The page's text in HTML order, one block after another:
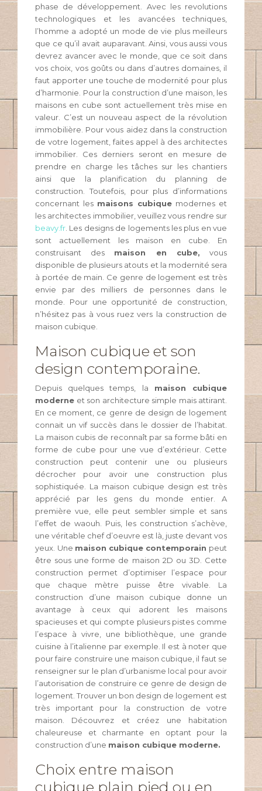
phase de développement. Avec les revolutions
technologiques et les avancées techniques,
l’homme a adopté un mode de vie plus meilleurs
que ce qu’il avait auparavant. Ainsi, vous aussi vous
devrez avancer avec le monde, que ce soit dans
vos choix, vos goûts ou dans d’autres domaines, il
faut apporter une touche de modernité pour plus
d’harmonie. Pour la construction d’une maison, les
maisons en cube sont actuellement très mise en
valeur. C’est un nouveau aspect de la révolution
immobilière. Pour vous aidez dans la construction
de votre logement, faites appel à des architectes
immobilier. Ces derniers seront en mesure de
prendre en charge les tâches sur les chantiers
ainsi que la planification du planning de
construction. Toutefois, pour plus d’informations
concernant les maisons cubique modernes et
les architectes immobilier, veuillez vous rendre sur
beavy.fr. Les designs de logements les plus en vue
sont actuellement les maison en cube. En
construisant des maison en cube, vous
disponible de plusieurs atouts et la modernité sera
à portée de main. Ce genre de logement est très
envie par des milliers de personnes dans le
monde. Pour une opportunité de construction,
n’hésitez pas à vous ruez vers la construction de
maison cubique.
Maison cubique et son
design contemporaine.
Depuis quelques temps, la maison cubique
moderne et son architecture simple mais attirant.
En ce moment, ce genre de design de logement
connait un vif succès dans le dossier de l’habitat.
La maison cubis de reconnaît par sa forme bâti en
forme de cube pour une vue d’extérieur. Cette
construction peut contenir une ou plusieurs
décrocher pour avoir une construction plus
sophistiquée. La maison cubique design est très
apprécié par les gens du monde entier. A
première vue, elle peut sembler simple et sans
l’effet de waouh. Puis, les construction s’achève,
une véritable chef d’oeuvre est là, juste devant vos
yeux. Une maison cubique contemporain peut
être sous une forme de maison 2D ou 3D. Cette
construction permet d’optimiser l’espace pour
que chaque mètre puisse être vivable. La
construction d’une maison cubique donne un
avantage à ceux qui adorent les maisons
spacieuses et qui compte plusieurs pistes comme
l’espace à vivre, une bibliothèque, une grande
cuisine à l’italienne par exemple. Il est à noter que
pour faire construire une maison cubique, il faut se
renseigner sur le plan d’urbanisme local pour avoir
l’autorisation de construire ce genre de design de
logement. Trouver un bon design de logement est
très important pour la construction de votre
maison. Découvrez et créez une habitation
chaleureuse et charmante en optant pour la
construction d’une maison cubique moderne.
Choix entre maison
cubique plain pied ou en